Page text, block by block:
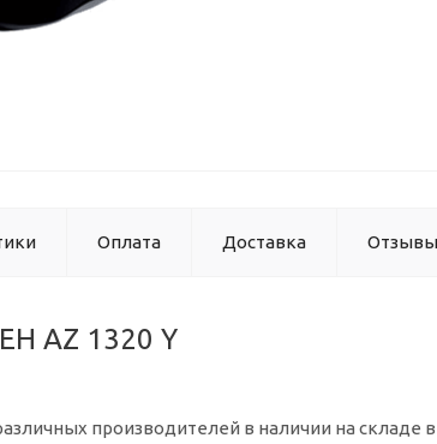
Оплата Доставка Отзывы
AZ 1320 Y
производителей в наличии на складе